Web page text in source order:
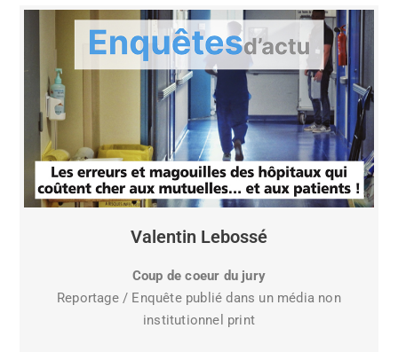
Valentin Lebossé
Coup de coeur du jury
Reportage / Enquête publié dans un média non
institutionnel print